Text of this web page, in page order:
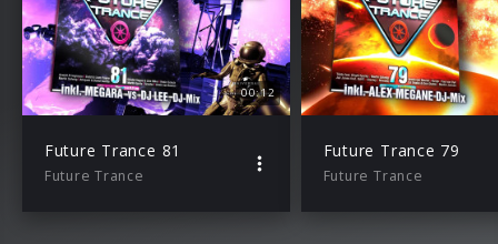
00:12
Future Trance 81
Future Trance
Future Trance 79
Future Trance